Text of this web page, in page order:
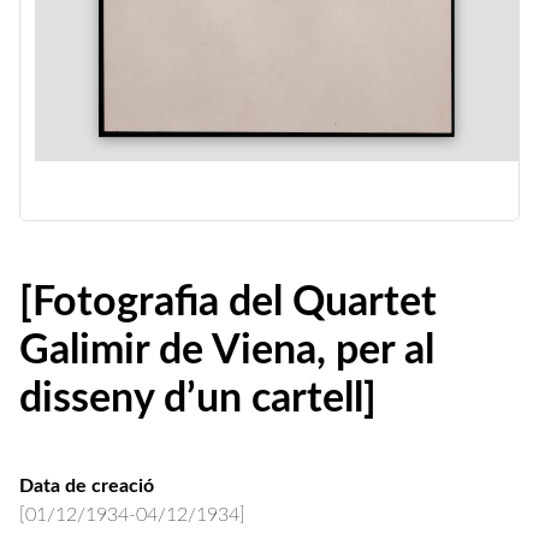
[Fotografia del Quartet
Galimir de Viena, per al
disseny d’un cartell]
Data de creació
[01/12/1934-04/12/1934]